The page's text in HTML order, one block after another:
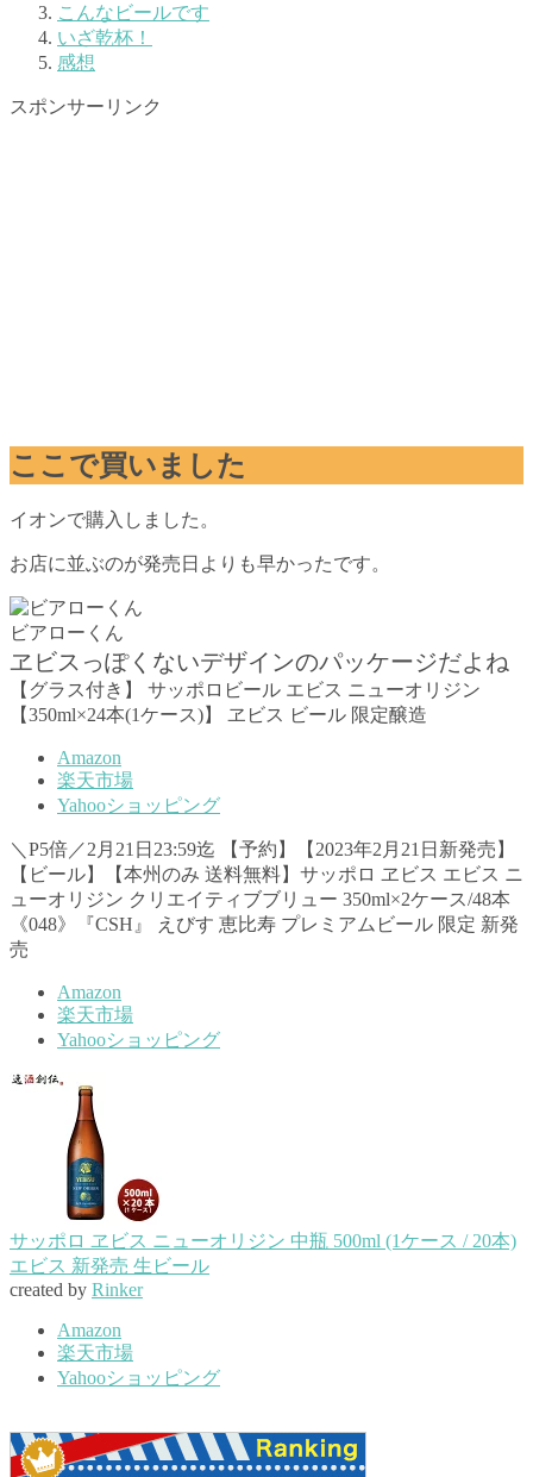
こんなビールです
いざ乾杯！
感想
スポンサーリンク
ここで買いました
イオンで購入しました。
お店に並ぶのが発売日よりも早かったです。
ビアローくん
ヱビスっぽくないデザインのパッケージだよね
【グラス付き】 サッポロビール エビス ニューオリジン
【350ml×24本(1ケース)】 ヱビス ビール 限定醸造
Amazon
楽天市場
Yahooショッピング
＼P5倍／2月21日23:59迄 【予約】【2023年2月21日新発売】
【ビール】【本州のみ 送料無料】サッポロ ヱビス エビス ニ
ューオリジン クリエイティブブリュー 350ml×2ケース/48本
《048》『CSH』 えびす 恵比寿 プレミアムビール 限定 新発
売
Amazon
楽天市場
Yahooショッピング
サッポロ ヱビス ニューオリジン 中瓶 500ml (1ケース / 20本)
エビス 新発売 生ビール
created by Rinker
Amazon
楽天市場
Yahooショッピング